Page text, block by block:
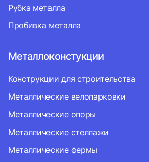
Рубка металла
Пробивка металла
Металлоконстукции
Конструкции для строительства
Металлические велопарковки
Металлические опоры
Металлические стеллажи
Металлические фермы